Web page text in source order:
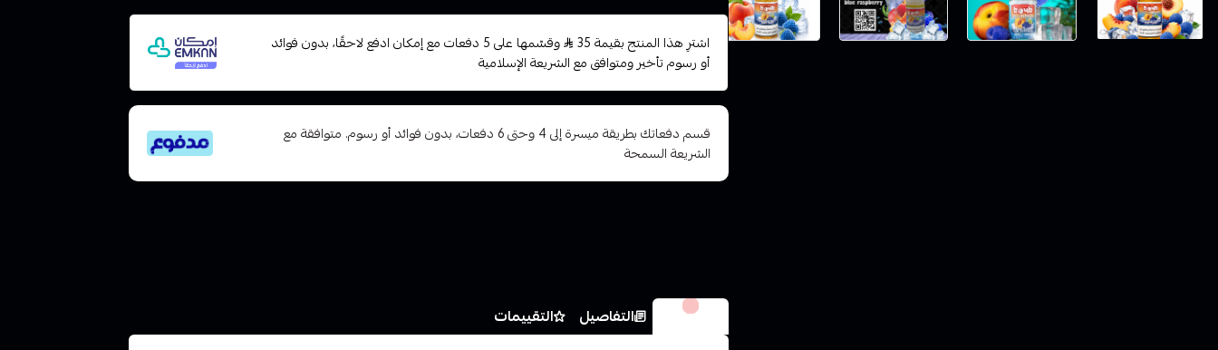
اشترِ هذا المنتج بقيمة 35
وقسّمها على 5 دفعات مع إمكان ادفع لاحقًا، بدون فوائد
أو رسوم تأخير ومتوافق مع الشريعة الإسلامية
قسم دفعاتك بطريقة ميسرة إلى 4 وحتى 6 دفعات، بدون فوائد أو رسوم. متوافقة مع
الشريعة السمحة
الخيارات التفاصيل التقييمات